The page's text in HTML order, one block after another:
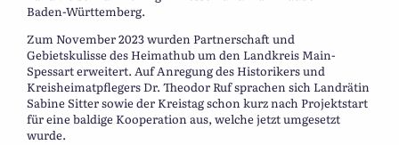
Baden-Württemberg.
Zum November 2023 wurden Partnerschaft und
Gebietskulisse des Heimathub um den Landkreis Main-
Spessart erweitert. Auf Anregung des Historikers und
Kreisheimatpflegers Dr. Theodor Ruf sprachen sich Landrätin
Sabine Sitter sowie der Kreistag schon kurz nach Projektstart
für eine baldige Kooperation aus, welche jetzt umgesetzt
wurde.